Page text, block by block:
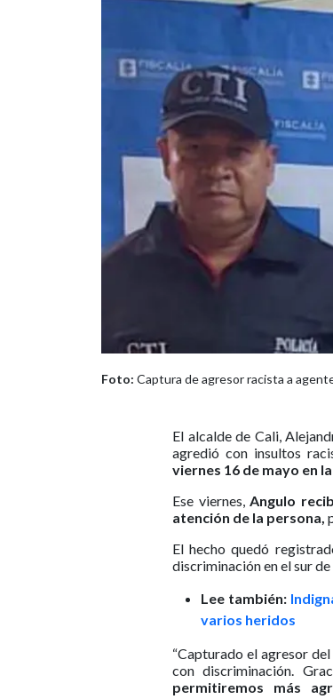
Foto: Captura de agresor racista a
El alcalde de Cali,
agredió con insultos
viernes 16 de mayo en
Ese viernes,Angulo
atención de la persona,
El hecho quedó
discriminación en el sur de
Lee también:
varios heridos
“Capturado el agresor
con discriminación.
permitiremos más